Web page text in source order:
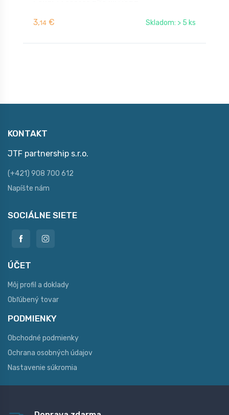
3,14 € Skladom: > 5 ks
KONTAKT
JTF partnership s.r.o.
(+421) 908 700 612
Napíšte nám
SOCIÁLNE SIETE
ÚČET
Môj profil a doklady
Obľúbený tovar
PODMIENKY
Obchodné podmienky
Ochrana osobných údajov
Nastavenie súkromia